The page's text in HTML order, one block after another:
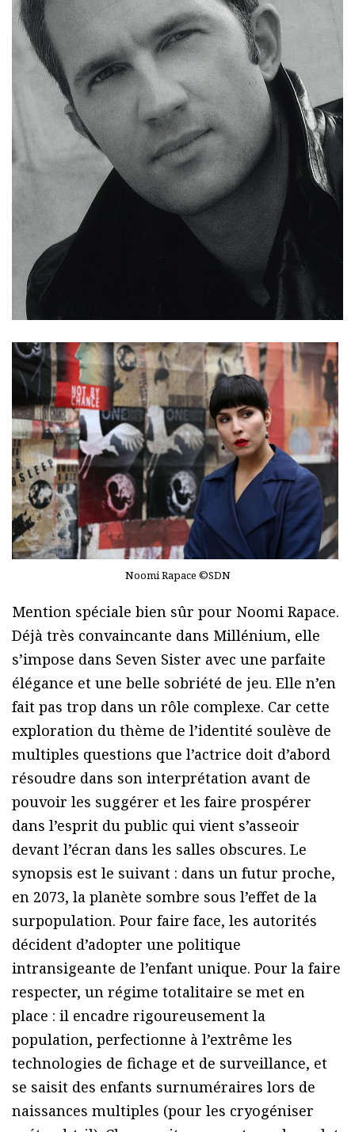
Noomi Rapace ©SDN
Mention spéciale bien sûr pour Noomi Rapace.
Déjà très convaincante dans Millénium, elle
s’impose dans Seven Sister avec une parfaite
élégance et une belle sobriété de jeu. Elle n’en
fait pas trop dans un rôle complexe. Car cette
exploration du thème de l’identité soulève de
multiples questions que l’actrice doit d’abord
résoudre dans son interprétation avant de
pouvoir les suggérer et les faire prospérer
dans l’esprit du public qui vient s’asseoir
devant l’écran dans les salles obscures. Le
synopsis est le suivant : dans un futur proche,
en 2073, la planète sombre sous l’effet de la
surpopulation. Pour faire face, les autorités
décident d’adopter une politique
intransigeante de l’enfant unique. Pour la faire
respecter, un régime totalitaire se met en
place : il encadre rigoureusement la
population, perfectionne à l’extrême les
technologies de fichage et de surveillance, et
se saisit des enfants surnuméraires lors de
naissances multiples (pour les cryogéniser